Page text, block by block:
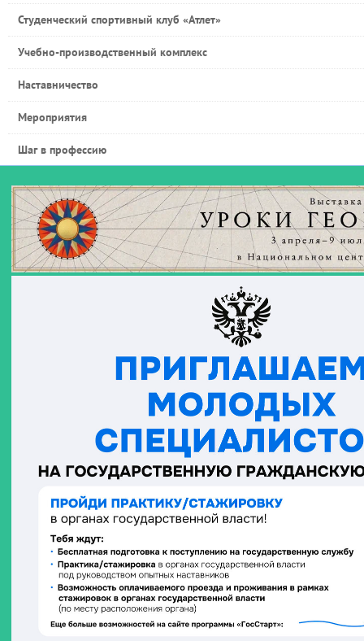
Студенческий спортивный клуб «Атлет»
Учебно-производственный комплекс
Наставничество
Мероприятия
Шаг в профессию